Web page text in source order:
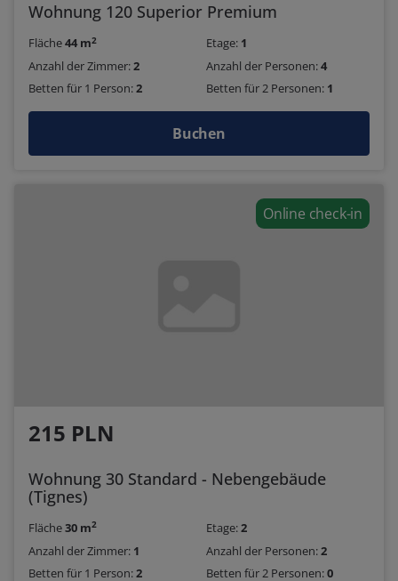
Wohnung 120 Superior Premium
Fläche44 m2 Etage: 1
Anzahl der Zimmer:2 Anzahl der Personen:4
Betten für 1 Person:2 Betten für 2 Personen: 1
Buchen
Online check-in
215 PLN
Wohnung 30 Standard - Nebengebäude
(Tignes)
Fläche30 m2 Etage:2
Anzahl der Zimmer: 1 Anzahl der Personen:2
Betten für 1 Person:2 Betten für 2 Personen:0